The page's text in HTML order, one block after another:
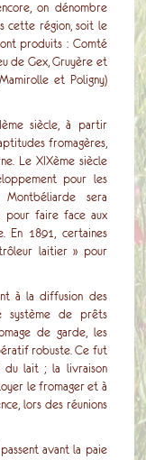
on dénombre
cette région, soit le
produits : Comté
de Gex, Gruyère et
et Poligny)
siècle, à partir
fromagères,
Le XIXème siècle
pour les
sera
pour faire face aux
En 1891, certaines
laitier » pour
à la diffusion des
système de prêts
de garde, les
robuste. Ce fut
du lait ; la livraison
le fromager et à
lors des réunions
avant la paie